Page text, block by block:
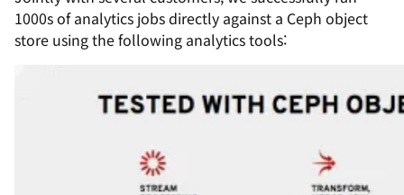
1000s of analytics jobs directly against a Ceph object
store using the following analytics tools: